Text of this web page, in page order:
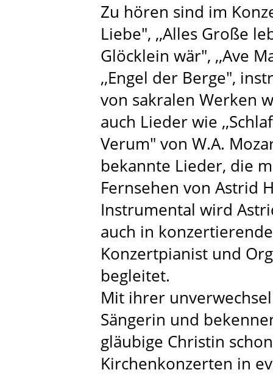
Zu hören sind im
Liebe", ,,Alles Große
Glöcklein wär", ,,Ave
,,Engel der Berge",
von sakralen Werken
auch Lieder wie
Verum" von W.A.
bekannte Lieder, die
Fernsehen von Astrid
Instrumental wird
auch in
Konzertpianist und
begleitet.
Mit ihrer
Sängerin und
gläubige Christin
Kirchenkonzerten in